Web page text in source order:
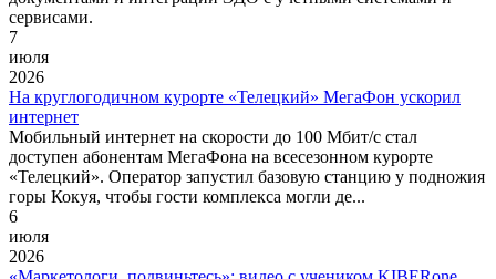
сервисами.
7
июля
2026
На круглогодичном курорте «Телецкий» МегаФон ускорил
интернет
Мобильный интернет на скорости до 100 Мбит/с стал
доступен абонентам МегаФона на всесезонном курорте
«Телецкий». Оператор запустил базовую станцию у подножия
горы Кокуя, чтобы гости комплекса могли де...
6
июля
2026